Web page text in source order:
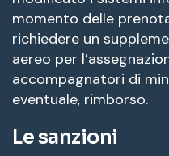
momento delle
richiedere un
aereo per
accompagnatori di
eventuale, rimborso.
Le sanzioni